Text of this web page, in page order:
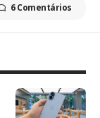
6 Comentários